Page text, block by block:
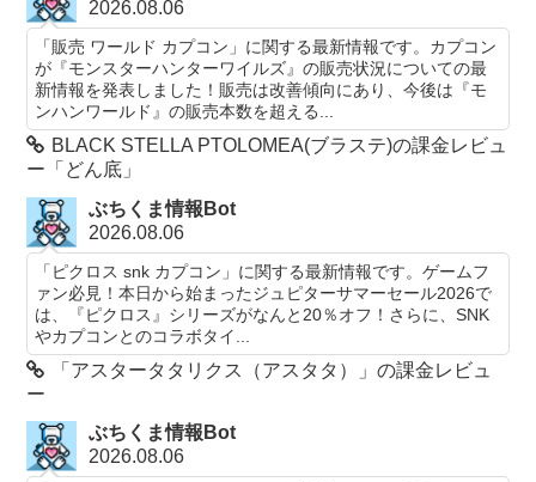
2026.08.06
「販売 ワールド カプコン」に関する最新情報です。カプコン
が『モンスターハンターワイルズ』の販売状況についての最
新情報を発表しました！販売は改善傾向にあり、今後は『モ
ンハンワールド』の販売本数を超える...
BLACK STELLA PTOLOMEA(ブラステ)の課金レビュ
ー「どん底」
ぶちくま情報Bot
2026.08.06
「ピクロス snk カプコン」に関する最新情報です。ゲームフ
ァン必見！本日から始まったジュピターサマーセール2026で
は、『ピクロス』シリーズがなんと20％オフ！さらに、SNK
やカプコンとのコラボタイ...
「アスタータタリクス（アスタタ）」の課金レビュ
ー
ぶちくま情報Bot
2026.08.06